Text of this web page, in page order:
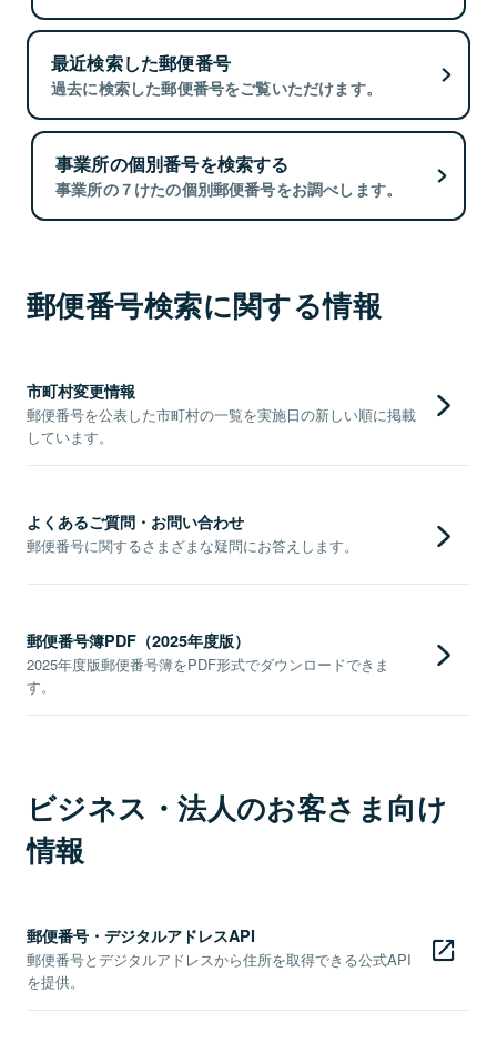
最近検索した郵便番号
過去に検索した郵便番号をご覧いただけます。
事業所の個別番号を検索する
事業所の７けたの個別郵便番号をお調べします。
郵便番号検索に関する情報
市町村変更情報
郵便番号を公表した市町村の一覧を実施日の新しい順に掲載
しています。
よくあるご質問・お問い合わせ
郵便番号に関するさまざまな疑問にお答えします。
郵便番号簿PDF（2025年度版）
2025年度版郵便番号簿をPDF形式でダウンロードできま
す。
ビジネス・法人のお客さま向け
情報
郵便番号・デジタルアドレスAPI
郵便番号とデジタルアドレスから住所を取得できる公式API
を提供。